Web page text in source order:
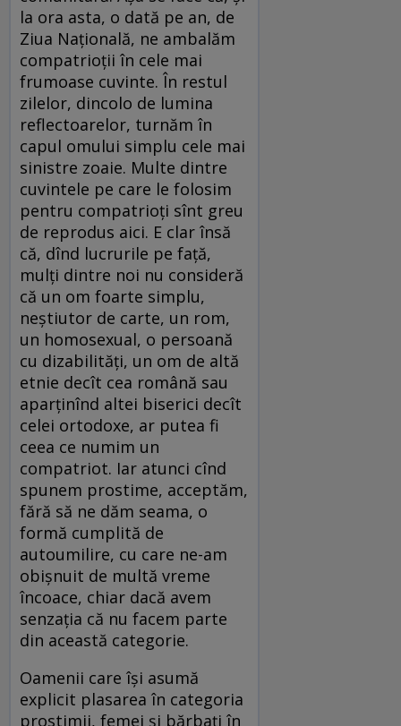
la ora asta, o dată pe an, de
Ziua Naţională, ne ambalăm
compatrioţii în cele mai
frumoase cuvinte. În restul
zilelor, dincolo de lumina
reflectoarelor, turnăm în
capul omului simplu cele mai
sinistre zoaie. Multe dintre
cuvintele pe care le folosim
pentru compatrioţi sînt greu
de reprodus aici. E clar însă
că, dînd lucrurile pe faţă,
mulţi dintre noi nu consideră
că un om foarte simplu,
neştiutor de carte, un rom,
un homosexual, o persoană
cu dizabilităţi, un om de altă
etnie decît cea română sau
aparţinînd altei biserici decît
celei ortodoxe, ar putea fi
ceea ce numim un
compatriot. Iar atunci cînd
spunem prostime, acceptăm,
fără să ne dăm seama, o
formă cumplită de
autoumilire, cu care ne-am
obişnuit de multă vreme
încoace, chiar dacă avem
senzaţia că nu facem parte
din această categorie.
Oamenii care îşi asumă
explicit plasarea în categoria
prostimii, femei şi bărbaţi în